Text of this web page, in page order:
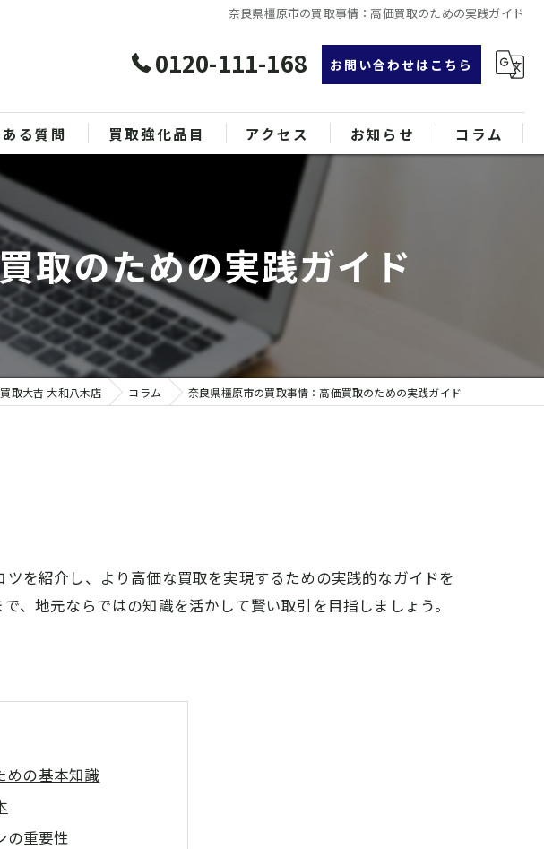
奈良県橿原市の買取事情：高価買取のための実践ガイド
0120-111-168 お問い合わせはこちら
る質問 買取強化品目
ブランド品
貴金属
時計
金
アクセス お知らせ コラム
取のための実践ガイド
取大吉 大和八木店 コラム 奈良県橿原市の買取事情：高価買取のための実践ガイド
を紹介し、より高価な買取を実現するための実践的なガイドを
、地元ならではの知識を活かして賢い取引を目指しましょう。
めの基本知識
の重要性